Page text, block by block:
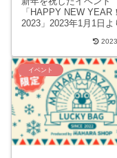
「HAPPY NEW YEAR！
2023」2023年1月1日よ
が開催されます。2023
正月に関連するイ...
イベント